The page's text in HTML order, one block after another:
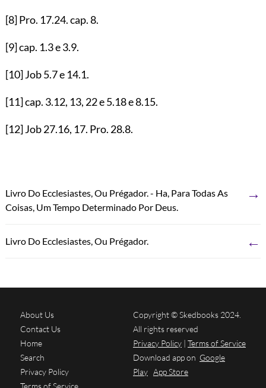
[8]Pro. 17.24. cap.8.
[9]cap. 1.3e3.9.
[10]Job5.7e 14.1.
[11]cap. 3.12, 13, 22e5.18e8.15.
[12]Job27.16, 17. Pro. 28.8.
Livro Do Ecclesiastes, Ou Prégador. - Ha, Para Todas As
Coisas, Um Tempo Determinado Por Deus.
→
Livro Do Ecclesiastes, Ou Prégador. ←
About Us
Contact Us
Home
Search
Privacy Policy
Terms of Service
Copyright © Skedbooks 2024.
All rights reserved
Privacy Policy | Terms of Service
Download app on Google
Play App Store